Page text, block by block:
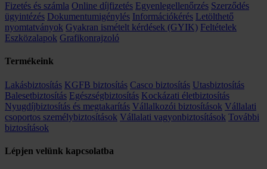
Fizetés és számla Online díjfizetés Egyenlegellenőrzés Szerződés
ügyintézés Dokumentumigénylés Információkérés Letölthető
nyomtatványok Gyakran ismételt kérdések (GYIK) Feltételek
Eszközalapok Grafikonrajzoló
Termékeink
Lakásbiztosítás KGFB biztosítás Casco biztosítás Utasbiztosítás
Balesetbiztosítás Egészségbiztosítás Kockázati életbiztosítás
Nyugdíjbiztosítás és megtakarítás Vállalkozói biztosítások Vállalati
csoportos személybiztosítások Vállalati vagyonbiztosítások További
biztosítások
Lépjen velünk kapcsolatba